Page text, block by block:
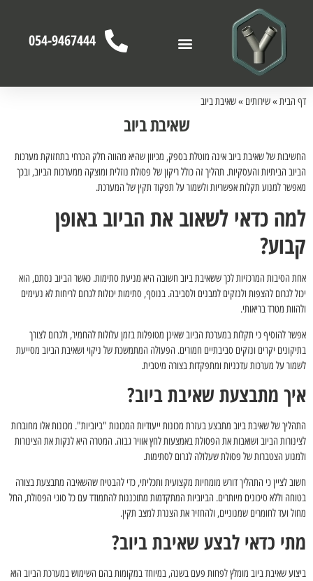
054-9467444
דף הבית»שירותים »שאיבת ביוב
שאיבת ביוב
החשיבות של שאיבת ביוב אינה מוטלת בספק, מכיוון שהיא מהווה חלק הכרחי בתחזוקת מערכות
הביוב הביתיות והעסקיות. תהליך זה כולל ריקון של פסולת נוזלית ומוצקה ממערכות הביוב, ובכך
מאפשר למנוע תקלות אפשריות ולשמור על תפקוד תקין של המערכת.
למה כדאי לשאוב את הביוב באופן
קבוע?
אחת הסיבות המרכזיות לכך ששאיבת ביוב חשובה היא מניעת סתימות. כאשר הביוב נסתם, הוא
יכול לגרום להצפות ולנזקים למבנים ולסביבה. בנוסף, סתימות יכולות לגרום לריחות לא נעימים
ולהוות מטרד בריאותי.
אפשר להוסיף כי תקלות במערכת הביוב שאינן מטופלות בזמן עלולות להחמיר, ולגרום לצורך
בתיקונים יקרים ונזקים סביבתיים חמורים. הפעולה המתמשכת של ניקוי ושאיבת הביוב מסייעת
לשמור על מערכות עדכניות ומתפקדות בצורה מיטבית.
איך מתבצעת שאיבת ביוב?
התהליך של שאיבת ביוב מתבצע בעזרת מכונות ייעודיות המכונות "ביוביות". מכונות אלו מחוברות
לצינורות הביוב ושואבות את הפסולת באמצעות לחץ אוויר גבוה. המטרה היא לנקות את הצינורות
ולמנוע הצטברות של פסולת שעלולה לגרום לסתימות.
חשוב לציין כי התהליך דורש מומחיות מקצועית ותכליתי, כדי להבטיח שהשאיבה מתבצעת בצורה
בטוחה וללא סיכונים מיותרים. הביוביות המתקדמות מתוכננות להתמודד עם כל סוגי הפסולת, החל
מחול ועד לחומרים שמנוניים, ולהחזיר את הצנרת למצב תקין.
מתי כדאי לבצע שאיבת ביוב?
ביצוע שאיבת ביוב מומלץ לפחות פעם בשנה, במיוחד במקומות בהם השימוש במערכת הביוב הוא